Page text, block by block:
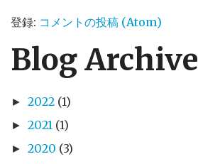
登録: コメントの投稿 (Atom)
Blog Archive
► 2022 (1)
► 2021 (1)
► 2020 (3)